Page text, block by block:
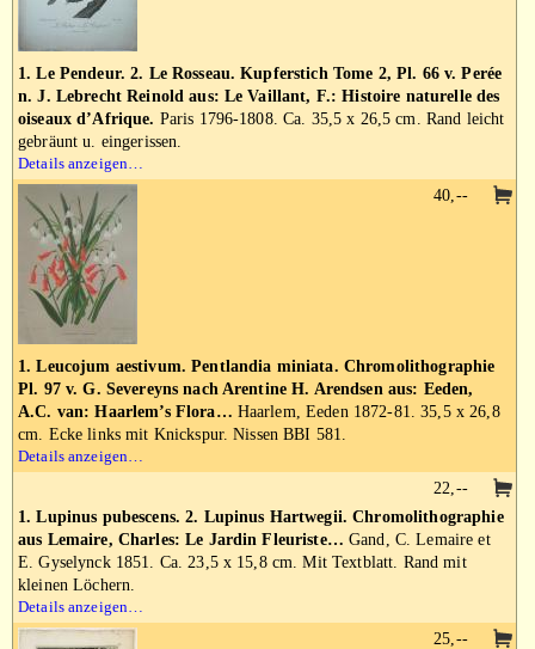
1. Le Pendeur. 2. Le Rosseau. Kupferstich Tome 2, Pl. 66 v. Perée
n. J. Lebrecht Reinold aus: Le Vaillant, F.: Histoire naturelle des
oiseaux d’Afrique. Paris 1796-1808. Ca. 35,5 x 26,5 cm. Rand leicht
gebräunt u. eingerissen.
Details anzeigen…
1. Leucojum aestivum. Pentlandia miniata. Chromolithographie
Pl. 97 v. G. Severeyns nach Arentine H. Arendsen aus: Eeden,
A.C. van: Haarlem’s Flora… Haarlem, Eeden 1872-81. 35,5 x 26,8
cm. Ecke links mit Knickspur. Nissen BBI 581.
Details anzeigen…
40,--
1. Lupinus pubescens. 2. Lupinus Hartwegii. Chromolithographie
aus Lemaire, Charles: Le Jardin Fleuriste… Gand, C. Lemaire et
E. Gyselynck 1851. Ca. 23,5 x 15,8 cm. Mit Textblatt. Rand mit
kleinen Löchern.
Details anzeigen…
22,--
25,--